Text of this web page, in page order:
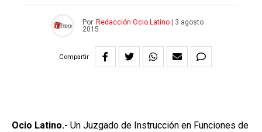
Por Redacción Ocio Latino
3 agosto
2015
Compartir
Ocio Latino.- Un Juzgado de Instrucción en Funciones de